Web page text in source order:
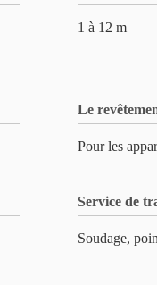
1 à 12 m
Le
Pour les
Service de
Soudage,